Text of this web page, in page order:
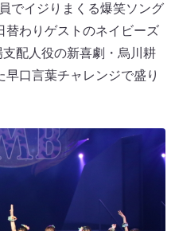
でイジりまくる爆笑ソング
替わりゲストのネイビーズ
配人役の新喜劇・烏川耕
口言葉チャレンジで盛り